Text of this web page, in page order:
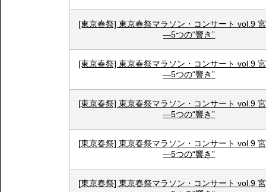
[東京春祭] 東京春祭マラソン・コンサート vol.9
―5つの“響き”
[東京春祭] 東京春祭マラソン・コンサート vol.9
―5つの“響き”
[東京春祭] 東京春祭マラソン・コンサート vol.9
―5つの“響き”
[東京春祭] 東京春祭マラソン・コンサート vol.9
―5つの“響き”
[東京春祭] 東京春祭マラソン・コンサート vol.9